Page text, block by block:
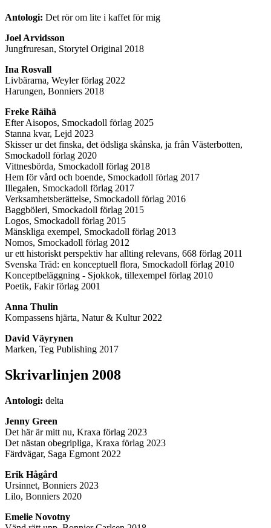
Antologi: Det rör om lite i kaffet för mig
Joel Arvidsson
Jungfruresan, Storytel Original 2018
Ina Rosvall
Livbärarna, Weyler förlag 2022
Harungen, Bonniers 2018
Freke Räihä
Efter Aisopos, Smockadoll förlag 2025
Stanna kvar, Lejd 2023
Skisser ur det finska, det ödsliga skånska, ja från Västerbotten,
Smockadoll förlag 2020
Vittnesbörda, Smockadoll förlag 2018
Hem för vård och boende, Smockadoll förlag 2017
Illegalen, Smockadoll förlag 2017
Verksamhetsberättelse, Smockadoll förlag 2016
Baggböleri, Smockadoll förlag 2015
Logos, Smockadoll förlag 2015
Mänskliga exempel, Smockadoll förlag 2013
Nomos, Smockadoll förlag 2012
ur ett historiskt perspektiv har allting relevans, 668 förlag 2011
Svenska Träd: en konceptuell flora, Smockadoll förlag 2010
Konceptbeläggning - Sjokkok, tillexempel förlag 2010
Poetik, Fakir förlag 2001
Anna Thulin
Kompassens hjärta, Natur & Kultur 2022
David Väyrynen
Marken, Teg Publishing 2017
Skrivarlinjen 2008
Antologi: delta
Jenny Green
Det här är mitt nu, Kraxa förlag 2023
Det nästan obegripliga, Kraxa förlag 2023
Färdvägar, Saga Egmont 2022
Erik Hågård
Ursinnet, Bonniers 2023
Lilo, Bonniers 2020
Emelie Novotny